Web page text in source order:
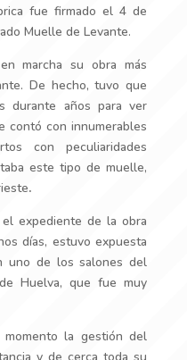
fue firmado el 4 de
Muelle de Levante.
marcha su obra más
De hecho, tuvo que
durante años para ver
contó con innumerables
con peculiaridades
este tipo de muelle,
.
expediente de la obra
días, estuvo expuesta
uno de los salones del
Huelva, que fue muy
la gestión del
y de cerca toda su